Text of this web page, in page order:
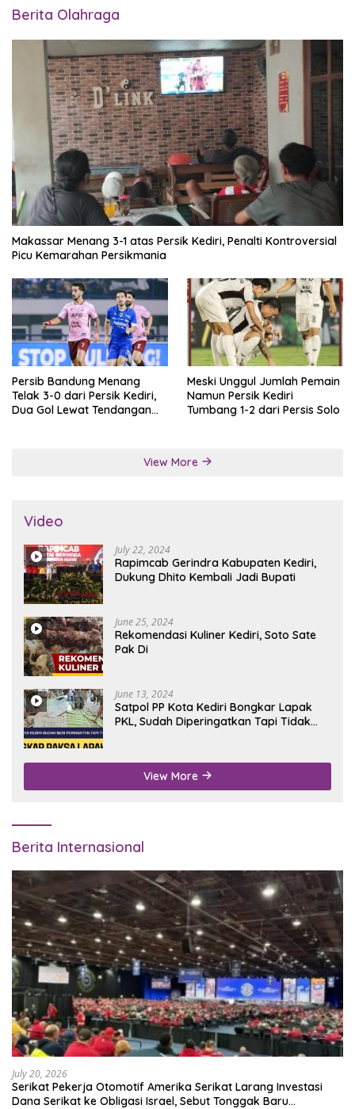
Berita Olahraga
Makassar Menang 3-1 atas Persik Kediri, Penalti Kontroversial
Picu Kemarahan Persikmania
Persib Bandung Menang
Telak 3-0 dari Persik Kediri,
Dua Gol Lewat Tendangan
Meski Unggul Jumlah Pemain
Namun Persik Kediri
Tumbang 1-2 dari Persis Solo
View More
Video
July 22, 2024
Rapimcab Gerindra Kabupaten Kediri,
Dukung Dhito Kembali Jadi Bupati
June 25, 2024
Rekomendasi Kuliner Kediri, Soto Sate
Pak Di
June 13, 2024
Satpol PP Kota Kediri Bongkar Lapak
PKL, Sudah Diperingatkan Tapi Tidak
View More
Berita Internasional
July 20, 2026
Serikat Pekerja Otomotif Amerika Serikat Larang Investasi
Dana Serikat ke Obligasi Israel, Sebut Tonggak Baru